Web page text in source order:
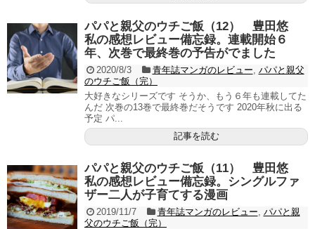
パパと親父のウチご飯（12） 豊田悠
私の感想レビュー備忘録。連載開始６
年、次巻で最終巻の予告がでました
2020/8/3 青年誌マンガのレビュー パパと親父
のウチご飯（完）
大好きなシリーズです そうか、もう６年も連載してた
んだ 次巻の13巻で最終巻だそうです 2020年秋に出る
予定 パ...
記事を読む
パパと親父のウチご飯（11） 豊田悠
私の感想レビュー備忘録。シングルファ
ザー二人が子育てする漫画
2019/11/7 青年誌マンガのレビュー パパと親
父のウチご飯（完）